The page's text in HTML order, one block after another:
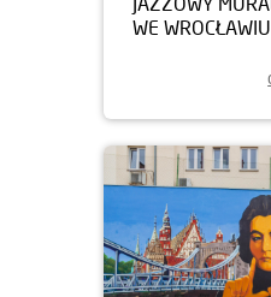
WE WROCŁAWIU